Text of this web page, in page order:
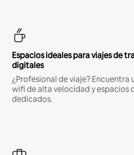
Espacios ideales para viajes de
digitales
¿Profesional de viaje? Encuentra
wifi de alta velocidad y espacios
dedicados.